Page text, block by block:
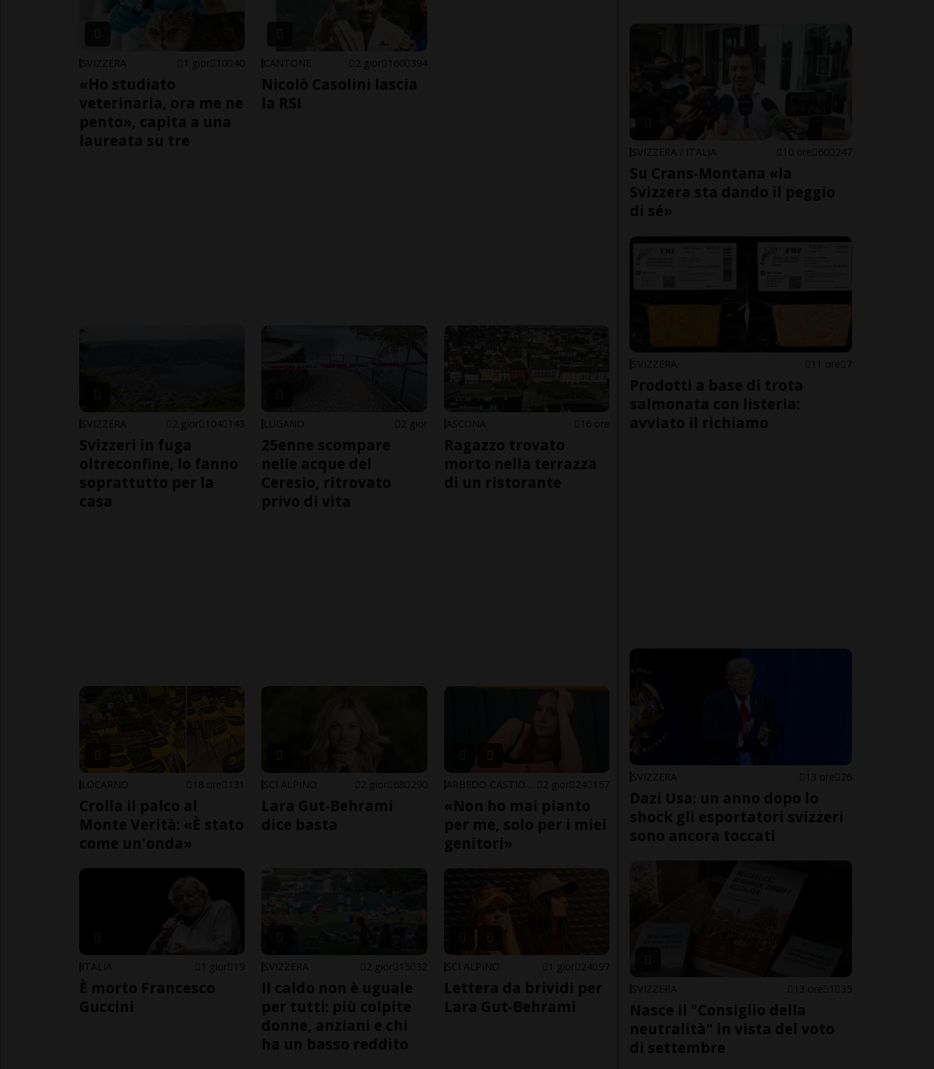
SVIZZERA 1 gior 10 40
«Ho studiato
veterinaria, ora me ne
pento», capita a una
laureata su tre
CANTONE 2 gior 160 394
Nicolò Casolini lascia
la RSI
SVIZZERA 2 gior 104 143
Svizzeri in fuga
oltreconfine, lo fanno
soprattutto per la
casa
LUGANO 2 gior
25enne scompare
nelle acque del
Ceresio, ritrovato
privo di vita
ASCONA 16 ore
Ragazzo trovato
morto nella terrazza
di un ristorante
LOCARNO 18 ore 131
Crolla il palco al
Monte Verità: «È stato
come un'onda»
SCI ALPINO 2 gior 68 290
Lara Gut-Behrami
dice basta
2 gior 24 157
«Non ho mai pianto
per me, solo per i miei
genitori»
ITALIA 1 gior 19
È morto Francesco
Guccini
SVIZZERA 2 gior 15 32
Il caldo non è uguale
per tutti: più colpite
donne, anziani e chi
ha un basso reddito
SCI ALPINO 1 gior 24 97
Lettera da brividi per
Lara Gut-Behrami
SVIZZERA / ITALIA 10 ore 60 247
Su Crans-Montana «la
Svizzera sta dando il peggio
di sé»
SVIZZERA 11 ore 7
Prodotti a base di trota
salmonata con listeria:
avviato il richiamo
SVIZZERA 13 ore 26
Dazi Usa: un anno dopo lo
shock gli esportatori svizzeri
sono ancora toccati
SVIZZERA 13 ore 1 35
Nasce il "Consiglio della
neutralità" in vista del voto
di settembre